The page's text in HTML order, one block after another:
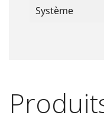
Système